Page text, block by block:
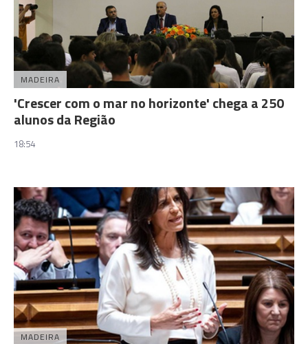
MADEIRA
'Crescer com o mar no horizonte' chega a 250
alunos da Região
18:54
MADEIRA